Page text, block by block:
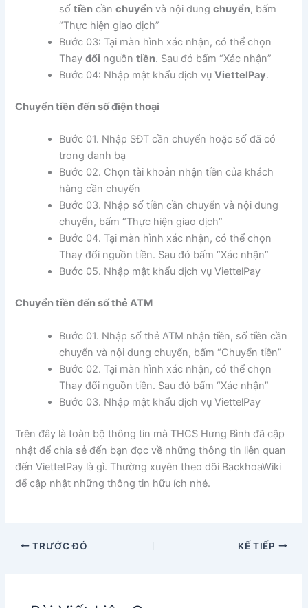
sốtiền cầnchuyển và nội dungchuyển, bấm
“Thực hiện giao dịch”
Bước 03: Tại màn hình xác nhận, có thể chọn
Thayđổi nguồntiền. Sau đó bấm “Xác nhận”
Bước 04: Nhập mật khẩu dịch vụViettelPay.
Chuyển tiền đến số điện thoại
Bước 01. Nhập SĐT cần chuyển hoặc số đã có
trong danh bạ
Bước 02. Chọn tài khoản nhận tiền của khách
hàng cần chuyển
Bước 03. Nhập số tiền cần chuyển và nội dung
chuyển, bấm “Thực hiện giao dịch”
Bước 04. Tại màn hình xác nhận, có thể chọn
Thay đổi nguồn tiền. Sau đó bấm “Xác nhận”
Bước 05. Nhập mật khẩu dịch vụ ViettelPay
Chuyển tiền đến số thẻ ATM
Bước 01. Nhập số thẻ ATM nhận tiền, số tiền cần
chuyển và nội dung chuyển, bấm “Chuyển tiền”
Bước 02. Tại màn hình xác nhận, có thể chọn
Thay đổi nguồn tiền. Sau đó bấm “Xác nhận”
Bước 03. Nhập mật khẩu dịch vụ ViettelPay
Trên đây là toàn bộ thông tin mà THCS Hưng Bình đã cập
nhật để chia sẻ đến bạn đọc về những thông tin liên quan
đến ViettetPay là gì. Thường xuyên theo dõi BackhoaWiki
để cập nhật những thông tin hữu ích nhé.
TRƯỚC ĐÓ KẾ TIẾP